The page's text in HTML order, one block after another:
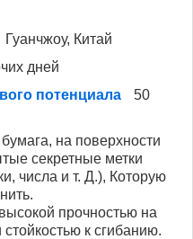
Гуанчжоу, Китай
дней
потенциала
50
на поверхности
секретные метки
числа и т. Д.), Которую
прочностью на
к сгибанию.